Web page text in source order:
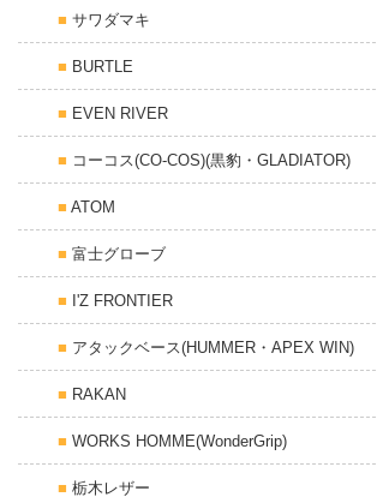
サワダマキ
BURTLE
EVEN RIVER
コーコス(CO-COS)(黒豹・GLADIATOR)
ATOM
富士グローブ
I'Z FRONTIER
アタックベース(HUMMER・APEX WIN)
RAKAN
WORKS HOMME(WonderGrip)
栃木レザー